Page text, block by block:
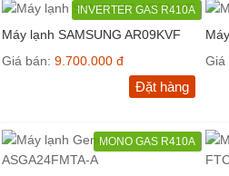
INVERTER GAS R410A
Máy lạnh SAMSUNG AR09KVF
Giá bán: 9.700.000 đ
Đặt hàng
Giá
MONO GAS R410A